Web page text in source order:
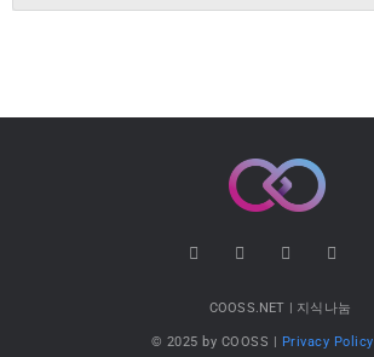
COOSS.NET | 지식나눔
© 2025 by COOSS | Privacy Policy